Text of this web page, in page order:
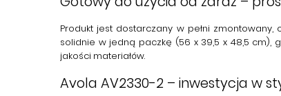
Produkt jest dostarczany w pełni
solidnie w jedną paczkę (56 x 39,5 x 48,5 cm),
jakości materiałów.
Avola AV2330-2 – inwestycja w